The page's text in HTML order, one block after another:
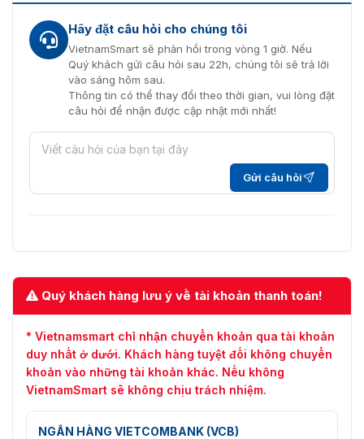
Hãy đặt câu hỏi cho chúng tôi
VietnamSmart sẽ phản hồi trong vòng 1 giờ. Nếu
Quý khách gửi câu hỏi sau 22h, chúng tôi sẽ trả lời
vào sáng hôm sau.
Thông tin có thể thay đổi theo thời gian, vui lòng đặt
câu hỏi để nhận được cập nhật mới nhất!
Gửi câu hỏi
Quý khách hàng lưu ý về tài khoản thanh toán!
* Vietnamsmart chỉ nhận chuyển khoản qua tài khoản
duy nhất ở dưới. Khách hàng tuyệt đối không chuyển
khoản vào những tài khoản khác. Nếu không
VietnamSmart sẽ không chịu trách nhiệm.
NGÂN HÀNG VIETCOMBANK (VCB)